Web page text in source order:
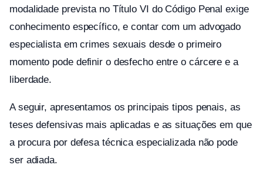
modalidade prevista no Título VI do Código Penal exige
conhecimento específico, e contar com um advogado
especialista em crimes sexuais desde o primeiro
momento pode definir o desfecho entre o cárcere e a
liberdade.
A seguir, apresentamos os principais tipos penais, as
teses defensivas mais aplicadas e as situações em que
a procura por defesa técnica especializada não pode
ser adiada.